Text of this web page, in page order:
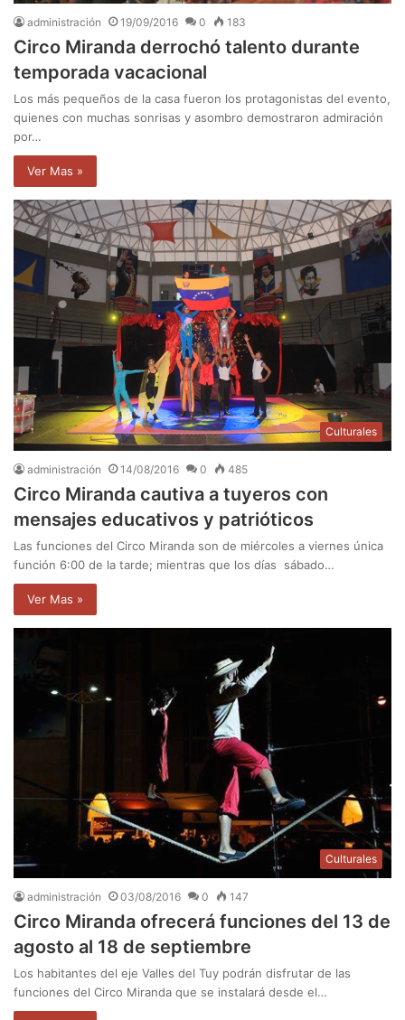
administración 19/09/2016 0 183
Circo Miranda derrochó talento durante
temporada vacacional
Los más pequeños de la casa fueron los protagonistas del evento,
quienes con muchas sonrisas y asombro demostraron admiración
por…
Ver Mas »
Culturales
administración 14/08/2016 0 485
Circo Miranda cautiva a tuyeros con
mensajes educativos y patrióticos
Las funciones del Circo Miranda son de miércoles a viernes única
función 6:00 de la tarde; mientras que los días sábado…
Ver Mas »
Culturales
administración 03/08/2016 0 147
Circo Miranda ofrecerá funciones del 13 de
agosto al 18 de septiembre
Los habitantes del eje Valles del Tuy podrán disfrutar de las
funciones del Circo Miranda que se instalará desde el…